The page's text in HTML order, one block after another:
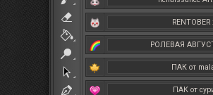
RENTOBER
РОЛЕВАЯ
ПАК от
ПАК от